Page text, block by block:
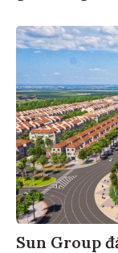
Sun Group